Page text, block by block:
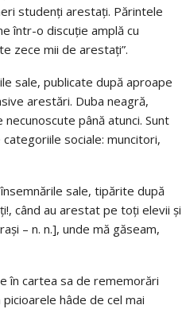
studenţi arestaţi. Părintele
în­tr-o discuţie amplă cu
zece mii de arestaţi”.
sale, publicate după aproape
arestări. Duba neagră,
până atunci. Sunt
sociale: muncitori,
sale, tipărite după
când au arestat pe toţi elevii şi
– n. n.], unde mă găseam,
în cartea sa de rememorări
hâde de cel mai